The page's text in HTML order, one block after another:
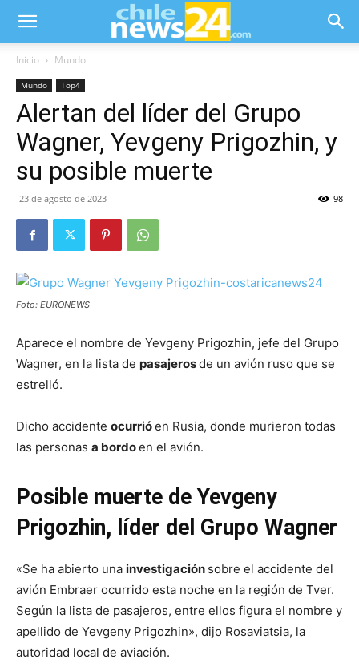
Inicio Mundo
Mundo Top4
Alertan del líder del Grupo
Wagner, Yevgeny Prigozhin, y
su posible muerte
23 de agosto de 2023 98
Foto: EURONEWS
Aparece el nombre de Yevgeny Prigozhin, jefe del Grupo
Wagner, en la lista de pasajerosde un avión ruso que se
estrelló.
Dicho accidente ocurrióen Rusia, donde murieron todas
las personas a bordoen el avión.
Posible muerte de Yevgeny
Prigozhin, líder del Grupo Wagner
«Se ha abierto una investigación sobre el accidente del
avión Embraer ocurrido esta noche en la región de Tver.
Según la lista de pasajeros, entre ellos figura el nombre y
apellido de Yevgeny Prigozhin», dijo Rosaviatsia, la
autoridad local de aviación.